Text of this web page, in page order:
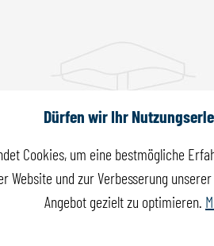
Dürfen wir Ihr
Cookies, um eine bestmögliche
Website und zur Verbesserung
Angebot gezielt zu optimieren.